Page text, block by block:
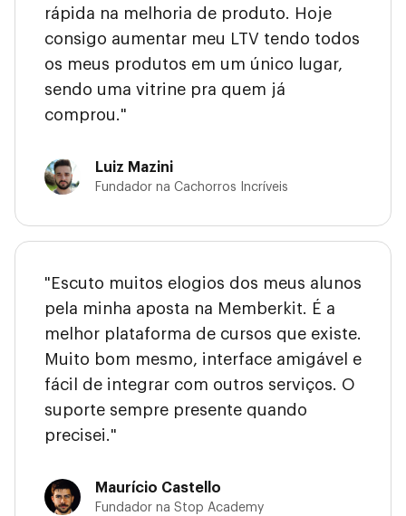
rápida na melhoria de produto. Hoje
consigo aumentar meu LTV tendo todos
os meus produtos em um único lugar,
sendo uma vitrine pra quem já
comprou."
Luiz Mazini
Fundador na Cachorros Incríveis
"Escuto muitos elogios dos meus alunos
pela minha aposta na Memberkit. É a
melhor plataforma de cursos que existe.
Muito bom mesmo, interface amigável e
fácil de integrar com outros serviços. O
suporte sempre presente quando
precisei."
Maurício Castello
Fundador na Stop Academy